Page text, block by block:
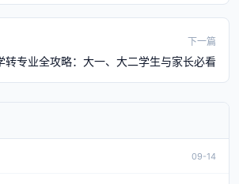
下一篇
转专业全攻略：大一、大二学生与家长必看
09-14